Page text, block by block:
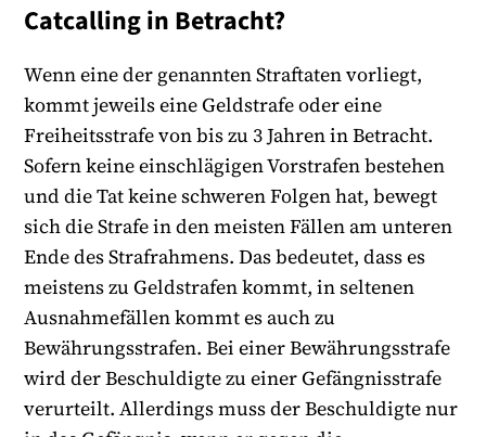
Catcalling in Betracht?
Wenn eine der genannten Straftaten vorliegt,
kommt jeweils eine Geldstrafe oder eine
Freiheitsstrafe von bis zu 3 Jahren in Betracht.
Sofern keine einschlägigen Vorstrafen bestehen
und die Tat keine schweren Folgen hat, bewegt
sich die Strafe in den meisten Fällen am unteren
Ende des Strafrahmens. Das bedeutet, dass es
meistens zu Geldstrafen kommt, in seltenen
Ausnahmefällen kommt es auch zu
Bewährungsstrafen. Bei einer Bewährungsstrafe
wird der Beschuldigte zu einer Gefängnisstrafe
verurteilt. Allerdings muss der Beschuldigte nur